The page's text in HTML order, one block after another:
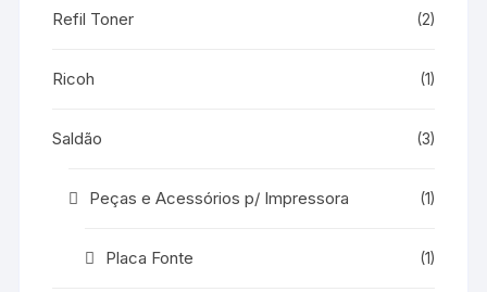
Refil Toner (2)
Ricoh (1)
Saldão (3)
Peças e Acessórios p/ Impressora (1)
Placa Fonte (1)